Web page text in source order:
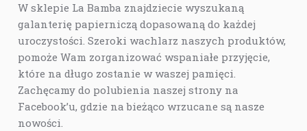
W sklepie La Bamba znajdziecie wyszukaną
galanterię papierniczą dopasowaną do każdej
uroczystości. Szeroki wachlarz naszych produktów,
pomoże Wam zorganizować wspaniałe przyjęcie,
które na długo zostanie w waszej pamięci.
Zachęcamy do polubienia naszej strony na
Facebook’u, gdzie na bieżąco wrzucane są nasze
nowości.